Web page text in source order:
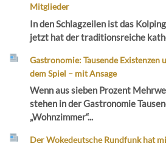
Mitglieder
In den Schlagzeilen ist das
jetzt hat der traditionsreiche
Gastronomie: Tausende Existenzen
dem Spiel – mit Ansage
Wenn aus sieben Prozent
stehen in der Gastronomie
„Wohnzimmer“...
Der Wokedeutsche Rundfunk hat